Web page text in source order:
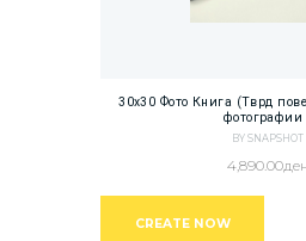
30х30 Фото Книга (Тврд
фотографии
BY SNAPSHOT
4,890.00
CREATE NOW